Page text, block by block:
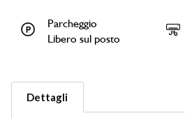
Parcheggio
Libero sul posto
Dettagli